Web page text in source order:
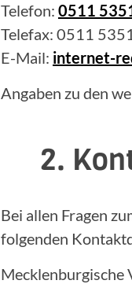
Telefon: 0511
Telefax: 0511
E-Mail: internet-
Angaben zu den
2.
Bei allen Fragen
folgenden
Mecklenburgische